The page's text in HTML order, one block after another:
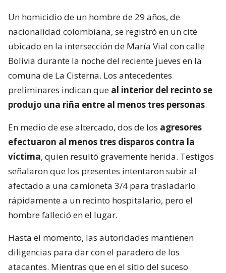
Un homicidio de un hombre de 29 años, de
nacionalidad colombiana, se registró en un cité
ubicado en la intersección de María Vial con calle
Bolivia durante la noche del reciente jueves en la
comuna de La Cisterna. Los antecedentes
preliminares indican que al interior del recinto se
produjo una riña entre al menos tres personas.
En medio de ese altercado, dos de los agresores
efectuaron al menos tres disparos contra la
víctima, quien resultó gravemente herida. Testigos
señalaron que los presentes intentaron subir al
afectado a una camioneta 3/4 para trasladarlo
rápidamente a un recinto hospitalario, pero el
hombre falleció en el lugar.
Hasta el momento, las autoridades mantienen
diligencias para dar con el paradero de los
atacantes. Mientras que en el sitio del suceso